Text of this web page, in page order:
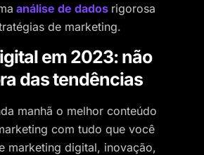
análise de dados rigorosa
de marketing.
em 2023: não
das tendências
manhã o melhor conteúdo
com tudo que você
marketing digital, inovação,